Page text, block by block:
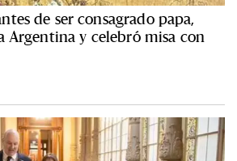
de ser consagrado papa,
Argentina y celebró misa con